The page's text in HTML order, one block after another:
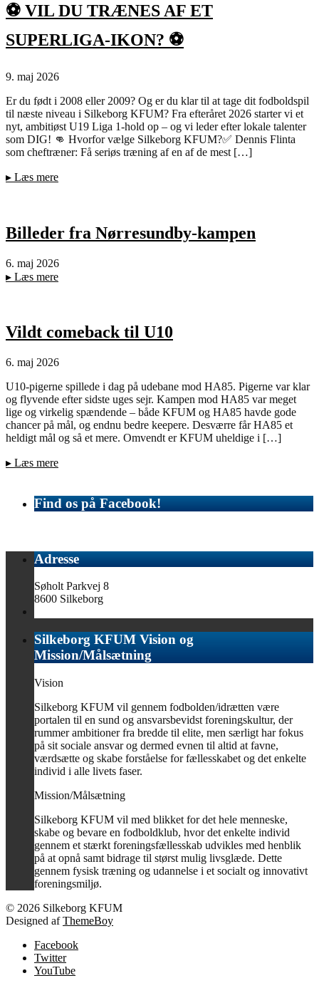
⚽️ VIL DU TRÆNES AF ET
SUPERLIGA-IKON? ⚽️
9. maj 2026
Er du født i 2008 eller 2009? Og er du klar til at tage dit fodboldspil
til næste niveau i Silkeborg KFUM? Fra efteråret 2026 starter vi et
nyt, ambitiøst U19 Liga 1-hold op – og vi leder efter lokale talenter
som DIG! 👊 Hvorfor vælge Silkeborg KFUM?✅ Dennis Flinta
som cheftræner: Få seriøs træning af en af de mest […]
▸ Læs mere
Billeder fra Nørresundby-kampen
6. maj 2026
▸ Læs mere
Vildt comeback til U10
6. maj 2026
U10-pigerne spillede i dag på udebane mod HA85. Pigerne var klar
og flyvende efter sidste uges sejr. Kampen mod HA85 var meget
lige og virkelig spændende – både KFUM og HA85 havde gode
chancer på mål, og endnu bedre keepere. Desværre får HA85 et
heldigt mål og så et mere. Omvendt er KFUM uheldige i […]
▸ Læs mere
Find os på Facebook!
Adresse
Søholt Parkvej 8
8600 Silkeborg
Silkeborg KFUM Vision og
Mission/Målsætning
Vision
Silkeborg KFUM vil gennem fodbolden/idrætten være
portalen til en sund og ansvarsbevidst foreningskultur, der
rummer ambitioner fra bredde til elite, men særligt har fokus
på sit sociale ansvar og dermed evnen til altid at favne,
værdsætte og skabe forståelse for fællesskabet og det enkelte
individ i alle livets faser.
Mission/Målsætning
Silkeborg KFUM vil med blikket for det hele menneske,
skabe og bevare en fodboldklub, hvor det enkelte individ
gennem et stærkt foreningsfællesskab udvikles med henblik
på at opnå samt bidrage til størst mulig livsglæde. Dette
gennem fysisk træning og udannelse i et socialt og innovativt
foreningsmiljø.
© 2026 Silkeborg KFUM
Designed afThemeBoy
Facebook
Twitter
YouTube